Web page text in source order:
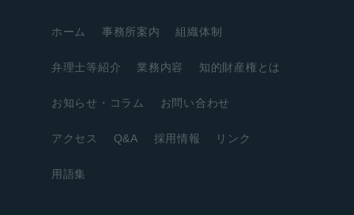
ホーム 事務所案内 組織体制
弁理士等紹介 業務内容 知的財産権とは
お知らせ・コラム お問い合わせ
アクセス Q&A 採用情報 リンク
用語集